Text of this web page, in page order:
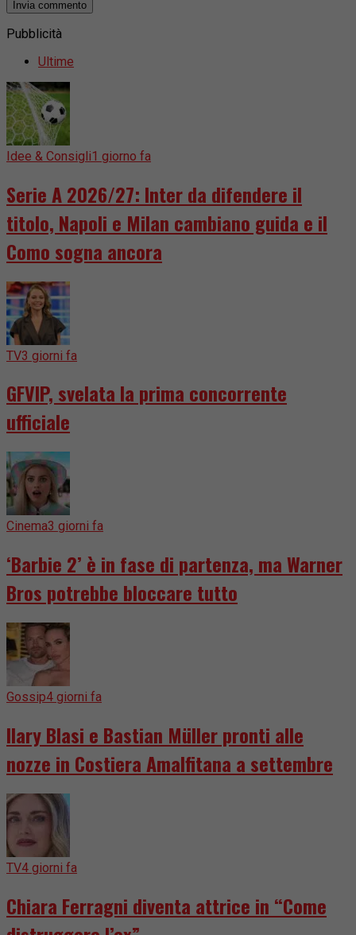
Pubblicità
Ultime
Idee & Consigli1 giorno fa
Serie A 2026/27: Inter da difendere il
titolo, Napoli e Milan cambiano guida e il
Como sogna ancora
TV3 giorni fa
GFVIP, svelata la prima concorrente
ufficiale
Cinema3 giorni fa
‘Barbie 2’ è in fase di partenza, ma Warner
Bros potrebbe bloccare tutto
Gossip4 giorni fa
Ilary Blasi e Bastian Müller pronti alle
nozze in Costiera Amalfitana a settembre
TV4 giorni fa
Chiara Ferragni diventa attrice in “Come